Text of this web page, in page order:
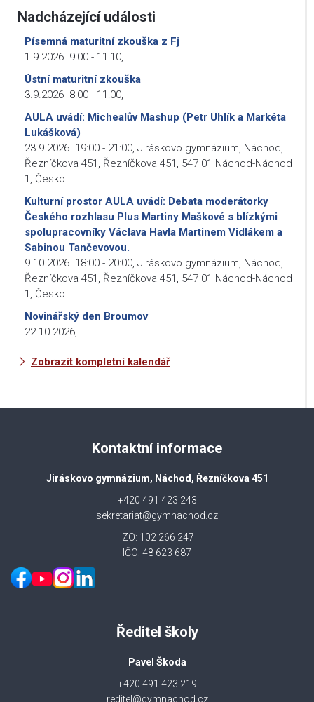
Nadcházející události
Písemná maturitní zkouška z Fj
1.9.2026 9:00 - 11:10,
Ústní maturitní zkouška
3.9.2026 8:00 - 11:00,
AULA uvádí: Michealův Mashup (Petr Uhlík a Markéta
Lukášková)
23.9.2026 19:00 - 21:00, Jiráskovo gymnázium, Náchod,
Řezníčkova 451, Řezníčkova 451, 547 01 Náchod-Náchod
1, Česko
Kulturní prostor AULA uvádí: Debata moderátorky
Českého rozhlasu Plus Martiny Maškové s blízkými
spolupracovníky Václava Havla Martinem Vidlákem a
Sabinou Tančevovou.
9.10.2026 18:00 - 20:00, Jiráskovo gymnázium, Náchod,
Řezníčkova 451, Řezníčkova 451, 547 01 Náchod-Náchod
1, Česko
Novinářský den Broumov
22.10.2026,
Zobrazit kompletní kalendář
Kontaktní informace
Jiráskovo gymnázium, Náchod, Řezníčkova 451
+420 491 423 243
sekretariat@gymnachod.cz
IZO: 102 266 247
IČO: 48 623 687
Ředitel školy
Pavel Škoda
+420 491 423 219
reditel@gymnachod.cz